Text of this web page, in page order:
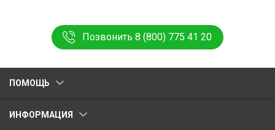
Позвонить 8 (800) 775 41 20
ПОМОЩЬ
ИНФОРМАЦИЯ